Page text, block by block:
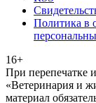
Политика в
16+
При перепечатке
«Ветеринария и
материал